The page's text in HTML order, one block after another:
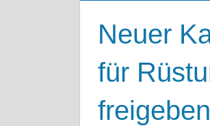
Neuer
für
freigeben